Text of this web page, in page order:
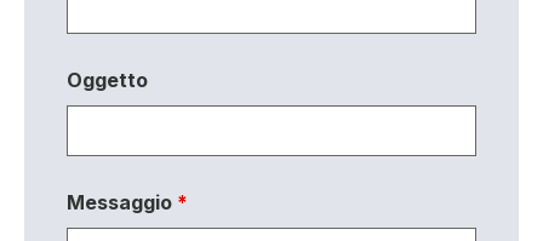
Oggetto
Messaggio *